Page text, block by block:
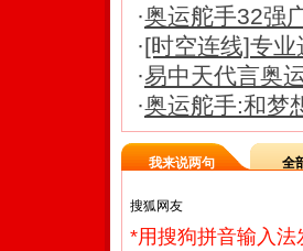
·奥运舵手32强
·[时空连线]专
·易中天代言奥
·奥运舵手:和梦
我来说两句 全
*用搜狗拼音输入